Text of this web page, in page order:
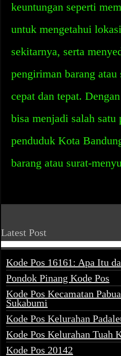
keuntungan seperti
untuk mengetahui
sekitarnya, serta
pengiriman barang
cepat dan tepat.
bisa menjadi salah
penduduk Kota
barang atau surat-
Latest Post
Kode Pos 16161: Apa Itu
Pondok Pinang Kode Pos
Kode Pos Kecamatan
Sukabumi
Kode Pos Kelurahan
Kode Pos Kelurahan Tuah
Kode Pos 20142